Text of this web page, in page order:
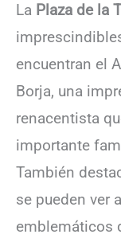
La Plaza de la
encuentran el
Borja, una
renacentista
importante
También
se pueden ver
emblemáticos